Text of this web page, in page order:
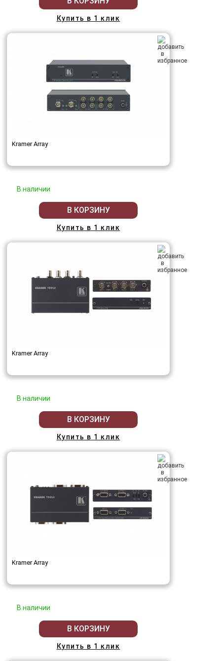
Купить в 1 клик
Kramer Array
В наличии
В КОРЗИНУ
Купить в 1 клик
Kramer Array
В наличии
В КОРЗИНУ
Купить в 1 клик
Kramer Array
В наличии
В КОРЗИНУ
Купить в 1 клик